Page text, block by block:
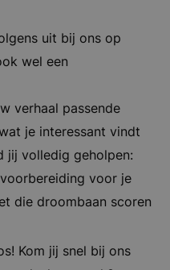
uit bij ons op
wel een
verhaal passende
je interessant vindt
jij volledig geholpen:
voor je
die droombaan scoren
Kom jij snel bij ons